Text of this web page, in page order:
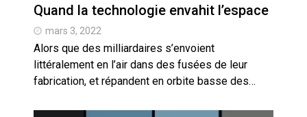
Quand la technologie envahit l’espace
mars 3, 2022
Alors que des milliardaires s’envoient
littéralement en l’air dans des fusées de leur
fabrication, et répandent en orbite basse des…